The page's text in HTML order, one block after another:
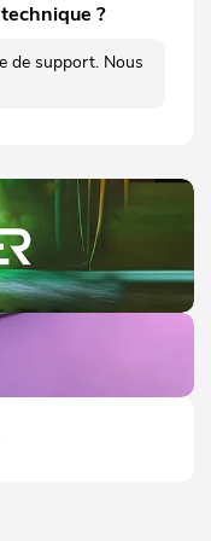
?
de support. Nous